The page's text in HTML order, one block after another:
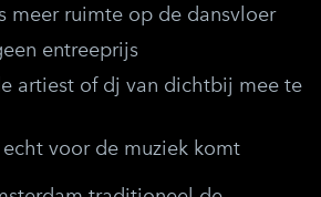
meer ruimte op de dansvloer
entreeprijs
artiest of dj van dichtbij mee te
voor de muziek komt